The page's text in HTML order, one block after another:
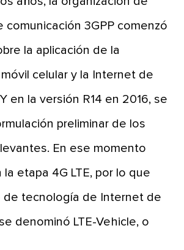
comunicación 3GPP comenzó
la aplicación de la
celular y la Internet de
en la versión R14 en 2016, se
preliminar de los
En ese momento
etapa 4G LTE, por lo que
tecnología de Internet de
denominó LTE-Vehicle, o